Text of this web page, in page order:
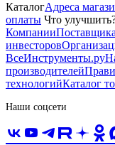
КаталогАдреса
оплаты Что
Компании
инвесторов
ВсеИнструменты.ру
производителей
технологийКаталог
Наши соцсети